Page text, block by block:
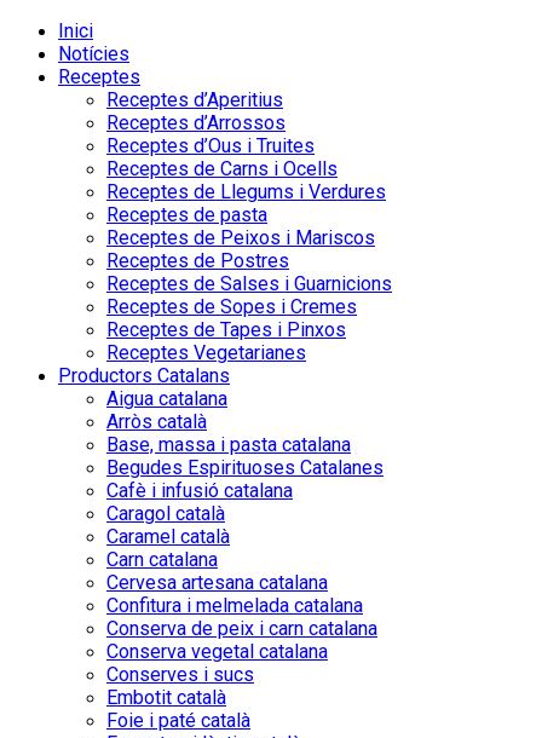
Inici
Notícies
Receptes
Receptes d’Aperitius
Receptes d’Arrossos
Receptes d’Ous i Truites
Receptes de Carns i Ocells
Receptes de Llegums i Verdures
Receptes de pasta
Receptes de Peixos i Mariscos
Receptes de Postres
Receptes de Salses i Guarnicions
Receptes de Sopes i Cremes
Receptes de Tapes i Pinxos
Receptes Vegetarianes
Productors Catalans
Aigua catalana
Arròs català
Base, massa i pasta catalana
Begudes Espirituoses Catalanes
Cafè i infusió catalana
Caragol català
Caramel català
Carn catalana
Cervesa artesana catalana
Confitura i melmelada catalana
Conserva de peix i carn catalana
Conserva vegetal catalana
Conserves i sucs
Embotit català
Foie i paté català